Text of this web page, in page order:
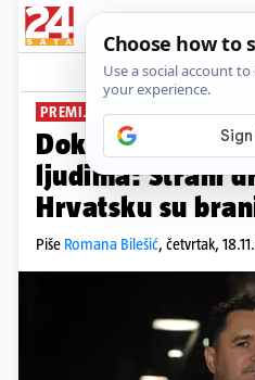
PREMIJERA U LISINSKOM
Dokumentarni
ljudima: Strani
Hrvatsku su
Piše Romana Bilešić, četvrtak,